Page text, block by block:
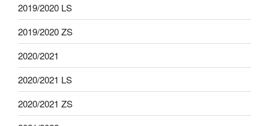
2019/2020 LS
2019/2020 ZS
2020/2021
2020/2021 LS
2020/2021 ZS